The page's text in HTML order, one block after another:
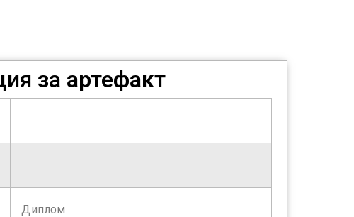
за артефакт
Диплом